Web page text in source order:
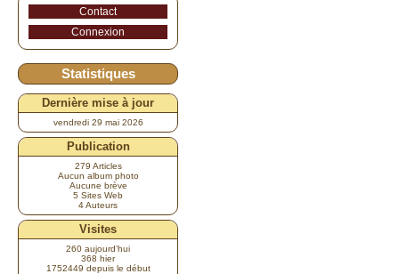
Contact
Connexion
Statistiques
Dernière mise à jour
vendredi 29 mai 2026
Publication
279 Articles
Aucun album photo
Aucune brève
5 Sites Web
4 Auteurs
Visites
260 aujourd’hui
368 hier
1752449 depuis le début